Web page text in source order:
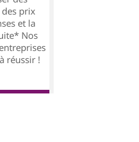
prix
et la
Nos
réussir !